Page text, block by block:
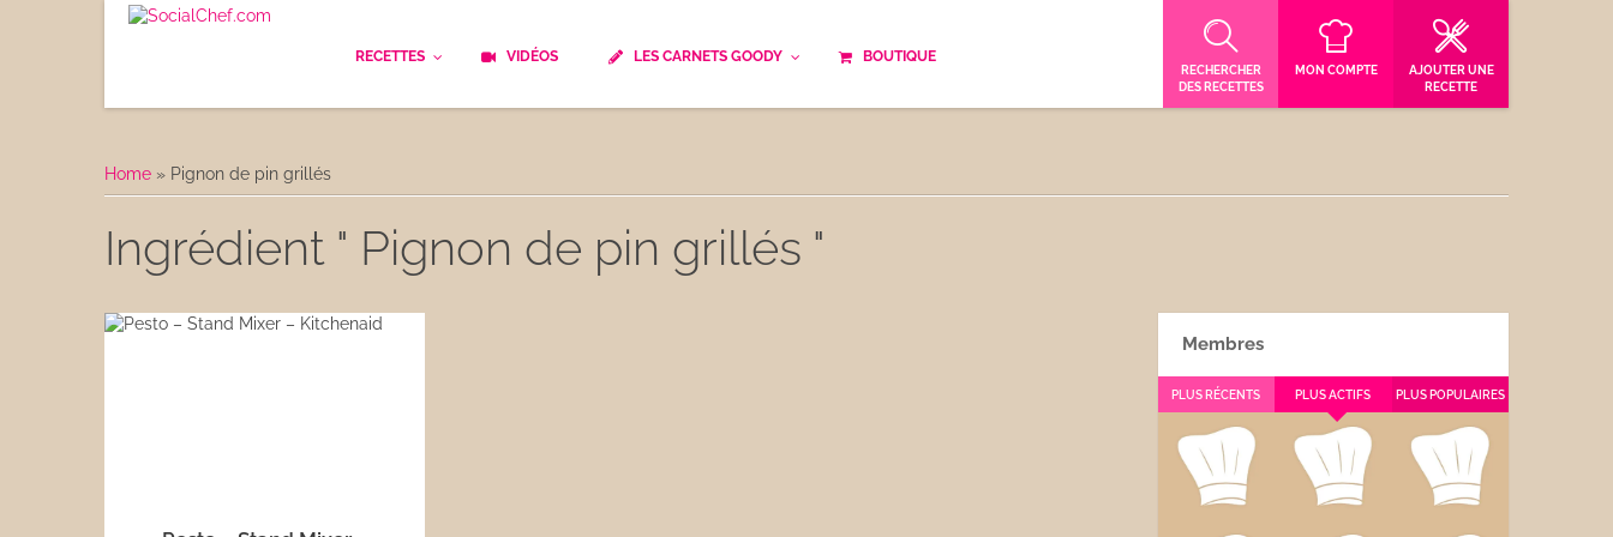
RECETTES
Le Pain
Apéritifs
Déjeuner
Cuisine française traditionnelle Repas musculation
VIDÉOS LES CARNETS GOODY
Spécialité culinaire
Les astuces Goody
BOUTIQUE
RECHERCHER
DES RECETTES
MON COMPTE
AJOUTER UNE
RECETTE
Home » Pignon de pin grillés
Ingrédient " Pignon de pin grillés "
Membres
PLUS RÉCENTS PLUS ACTIFS PLUS POPULAIRES